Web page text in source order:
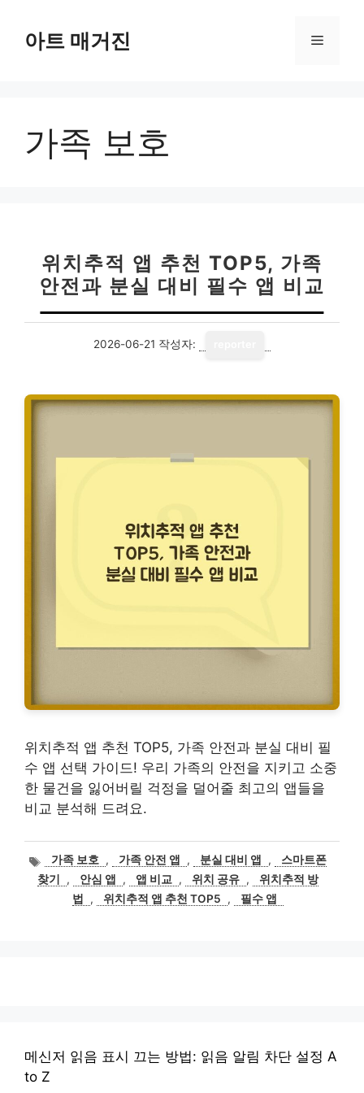
아트 매거진 메
가족 보호
위치추적 앱 추천 TOP5, 가족
안전과 분실 대비 필수 앱 비교
2026-06-21 작성자:
위치추적 앱 추천 TOP5, 가족 안전과 분실 대비 필
수 앱 선택 가이드! 우리 가족의 안전을 지키고 소중
한 물건을 잃어버릴 걱정을 덜어줄 최고의 앱들을
비교 분석해 드려요.
태
그
가족 보호 , 가족 안전 앱 , 분실 대비 앱 ,
스마트폰
찾기
, 안심 앱 , 앱 비교 , 위치 공유 ,
위치추적 방
법
, 위치추적 앱 추천 TOP5 , 필수 앱
메신저 읽음 표시 끄는 방법: 읽음 알림 차단 설정 A
to Z